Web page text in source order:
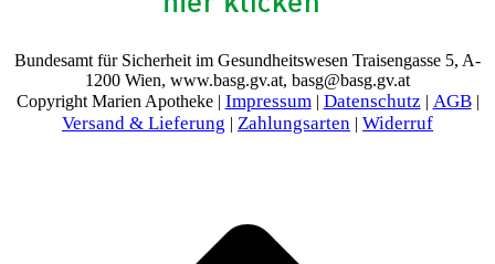
Bundesamt für Sicherheit im Gesundheitswesen Traisengasse 5, A-
1200 Wien, www.basg.gv.at, basg@basg.gv.at
Copyright Marien Apotheke | Impressum| Datenschutz AGB|
Versand & Lieferung Zahlungsarten Widerruf